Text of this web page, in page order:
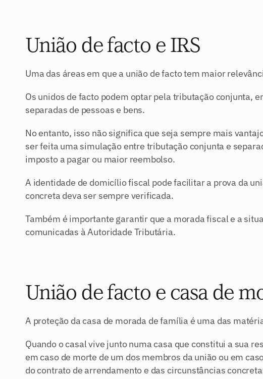
União de facto e IRS
Uma das áreas em que a união de facto tem maior
Os unidos de facto podem optar pela tributação conjunta,
separadas de pessoas e bens.
No entanto, isso não significa que seja sempre mais
ser feita uma simulação entre tributação conjunta e
imposto a pagar ou maior reembolso.
A identidade de domicílio fiscal pode facilitar a prova da
concreta deva ser sempre verificada.
Também é importante garantir que a morada fiscal e a
comunicadas à Autoridade Tributária.
União de facto e casa de
A proteção da casa de morada de família é uma das
Quando o casal vive junto numa casa que constitui a sua
em caso de morte de um dos membros da união ou em
do contrato de arrendamento e das circunstâncias